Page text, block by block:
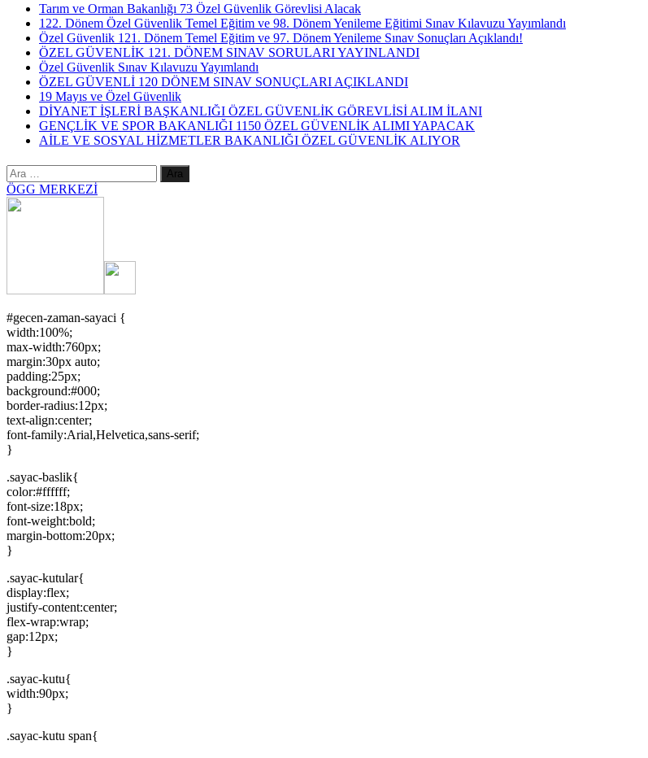
Tarım ve Orman Bakanlığı 73 Özel Güvenlik Görevlisi Alacak
122. Dönem Özel Güvenlik Temel Eğitim ve 98. Dönem Yenileme Eğitimi Sınav Kılavuzu Yayımlandı
Özel Güvenlik 121. Dönem Temel Eğitim ve 97. Dönem Yenileme Sınav Sonuçları Açıklandı!
ÖZEL GÜVENLİK 121. DÖNEM SINAV SORULARI YAYINLANDI
Özel Güvenlik Sınav Kılavuzu Yayımlandı
ÖZEL GÜVENLİ 120 DÖNEM SINAV SONUÇLARI AÇIKLANDI
19 Mayıs ve Özel Güvenlik
DİYANET İŞLERİ BAŞKANLIĞI ÖZEL GÜVENLİK GÖREVLİSİ ALIM İLANI
GENÇLİK VE SPOR BAKANLIĞI 1150 ÖZEL GÜVENLİK ALIMI YAPACAK
AİLE VE SOSYAL HİZMETLER BAKANLIĞI ÖZEL GÜVENLİK ALIYOR
Arama:
ÖGG MERKEZİ
#gecen-zaman-sayaci {
width:100%;
max-width:760px;
margin:30px auto;
padding:25px;
background:#000;
border-radius:12px;
text-align:center;
font-family:Arial,Helvetica,sans-serif;
}
.sayac-baslik{
color:#ffffff;
font-size:18px;
font-weight:bold;
margin-bottom:20px;
}
.sayac-kutular{
display:flex;
justify-content:center;
flex-wrap:wrap;
gap:12px;
}
.sayac-kutu{
width:90px;
}
.sayac-kutu span{